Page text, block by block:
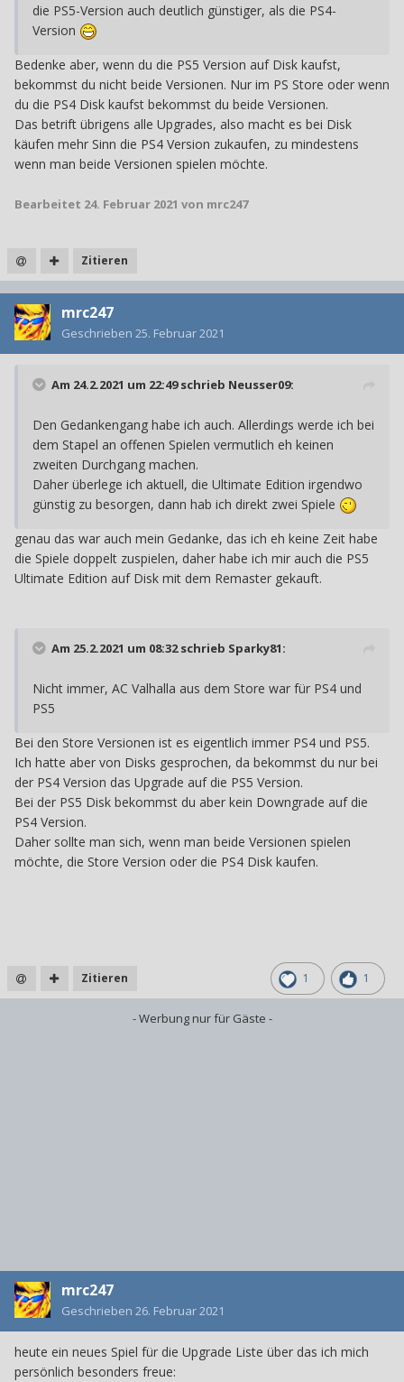
die PS5-Version auch deutlich günstiger, als die PS4-
Version
Bedenke aber, wenn du die PS5 Version auf Disk kaufst,
bekommst du nicht beide Versionen. Nur im PS Store oder wenn
du die PS4 Disk kaufst bekommst du beide Versionen.
Das betrift übrigens alle Upgrades, also macht es bei Disk
käufen mehr Sinn die PS4 Version zukaufen, zu mindestens
wenn man beide Versionen spielen möchte.
Bearbeitet 24. Februar 2021 von mrc247
Zitieren
mrc247
Geschrieben 25. Februar 2021
Am 24.2.2021 um 22:49 schrieb Neusser09:
Den Gedankengang habe ich auch. Allerdings werde ich bei
dem Stapel an offenen Spielen vermutlich eh keinen
zweiten Durchgang machen.
Daher überlege ich aktuell, die Ultimate Edition irgendwo
günstig zu besorgen, dann hab ich direkt zwei Spiele
genau das war auch mein Gedanke, das ich eh keine Zeit habe
die Spiele doppelt zuspielen, daher habe ich mir auch die PS5
Ultimate Edition auf Disk mit dem Remaster gekauft.
Am 25.2.2021 um 08:32 schrieb Sparky81:
Nicht immer, AC Valhalla aus dem Store war für PS4 und
PS5
Bei den Store Versionen ist es eigentlich immer PS4 und PS5.
Ich hatte aber von Disks gesprochen, da bekommst du nur bei
der PS4 Version das Upgrade auf die PS5 Version.
Bei der PS5 Disk bekommst du aber kein Downgrade auf die
PS4 Version.
Daher sollte man sich, wenn man beide Versionen spielen
möchte, die Store Version oder die PS4 Disk kaufen.
1 1
Zitieren
- Werbung nur für Gäste -
mrc247
Geschrieben 26. Februar 2021
heute ein neues Spiel für die Upgrade Liste über das ich mich
persönlich besonders freue: